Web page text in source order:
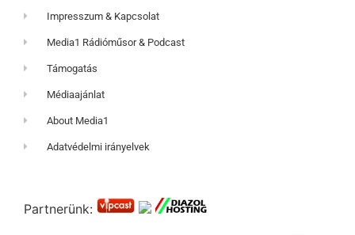
Impresszum & Kapcsolat
Media1 Rádióműsor & Podcast
Támogatás
Médiaajánlat
About Media1
Adatvédelmi irányelvek
Partnerünk: